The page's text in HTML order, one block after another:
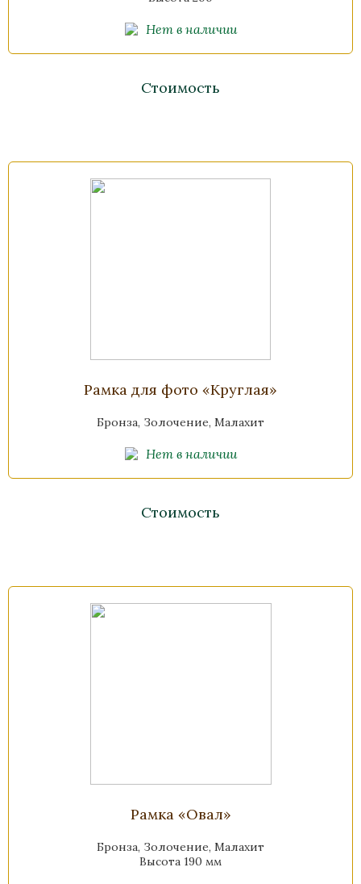
Нет в наличии
Стоимость
Рамка для фото «Круглая»
Бронза, Золочение, Малахит
Нет в наличии
Стоимость
Рамка «Овал»
Бронза, Золочение, Малахит
Высота 190 мм